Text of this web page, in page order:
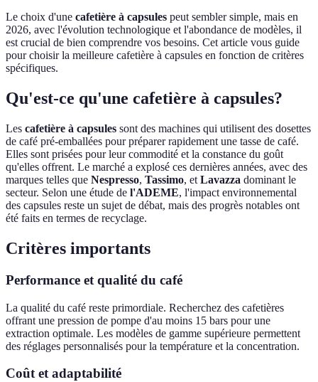
Le choix d'une cafetière à capsules peut sembler simple, mais en
2026, avec l'évolution technologique et l'abondance de modèles, il
est crucial de bien comprendre vos besoins. Cet article vous guide
pour choisir la meilleure cafetière à capsules en fonction de critères
spécifiques.
Qu'est-ce qu'une cafetière à capsules?
Les cafetière à capsules sont des machines qui utilisent des dosettes
de café pré-emballées pour préparer rapidement une tasse de café.
Elles sont prisées pour leur commodité et la constance du goût
qu'elles offrent. Le marché a explosé ces dernières années, avec des
marques telles que Nespresso, Tassimo, et Lavazza dominant le
secteur. Selon une étude de l'ADEME, l'impact environnemental
des capsules reste un sujet de débat, mais des progrès notables ont
été faits en termes de recyclage.
Critères importants
Performance et qualité du café
La qualité du café reste primordiale. Recherchez des cafetières
offrant une pression de pompe d'au moins 15 bars pour une
extraction optimale. Les modèles de gamme supérieure permettent
des réglages personnalisés pour la température et la concentration.
Coût et adaptabilité